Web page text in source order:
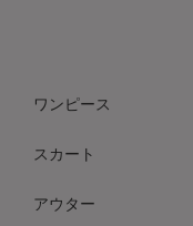
ワンピース
スカート
アウター